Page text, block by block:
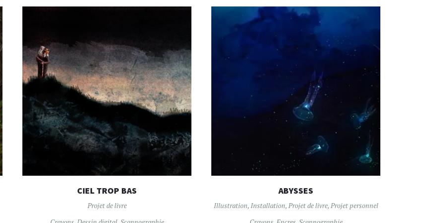
CIEL TROP BAS
Projet de livre
ABYSSES
Illustration,Installation,Projet de livre,Projet personnel